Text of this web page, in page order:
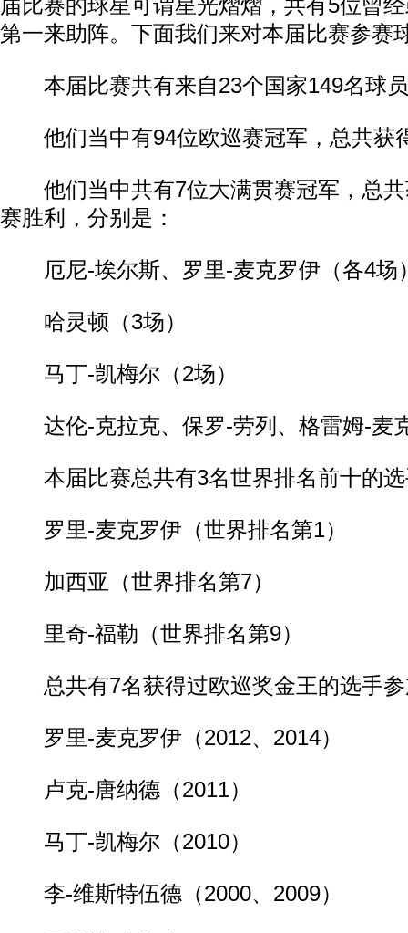
届比赛的球星可谓星光熠熠，共有5位曾
第一来助阵。下面我们来对本届比赛参赛
本届比赛共有来自23个国家149名球
他们当中有94位欧巡赛冠军，总共获
他们当中共有7位大满贯赛冠军，总共
赛胜利，分别是：
厄尼-埃尔斯、罗里-麦克罗伊（各4场
哈灵顿（3场）
马丁-凯梅尔（2场）
达伦-克拉克、保罗-劳列、格雷姆-麦
本届比赛总共有3名世界排名前十的选
罗里-麦克罗伊（世界排名第1）
加西亚（世界排名第7）
里奇-福勒（世界排名第9）
总共有7名获得过欧巡奖金王的选手参
罗里-麦克罗伊（2012、2014）
卢克-唐纳德（2011）
马丁-凯梅尔（2010）
李-维斯特伍德（2000、2009）
动物系恋人啊 | 钟欣潼体验爱情哲学